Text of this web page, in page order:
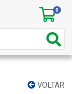
0
VOLTAR